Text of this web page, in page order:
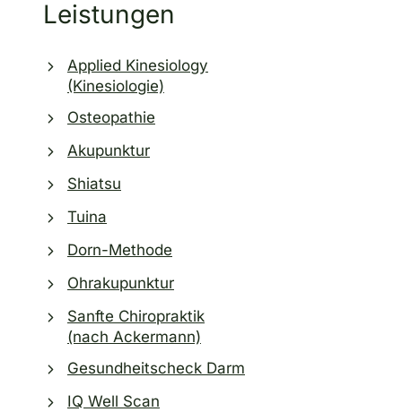
Leistungen
Applied Kinesiology
(Kinesiologie)
Osteopathie
Akupunktur
Shiatsu
Tuina
Dorn-Methode
Ohrakupunktur
Sanfte Chiropraktik
(nach Ackermann)
Gesundheitscheck Darm
IQ Well Scan